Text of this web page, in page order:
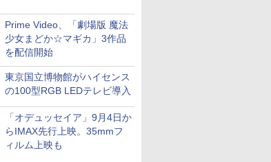
Prime Video、「劇場版 魔法
少女まどか☆マギカ」3作品
を配信開始
東京国立博物館がハイセンス
の100型RGB LEDテレビ導入
「オデュッセイア」9月4日か
らIMAX先行上映。35mmフ
ィルム上映も